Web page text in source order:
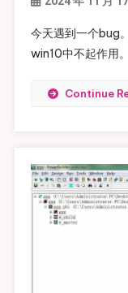
今天遇到一个bug
win10中不起作用
Continue